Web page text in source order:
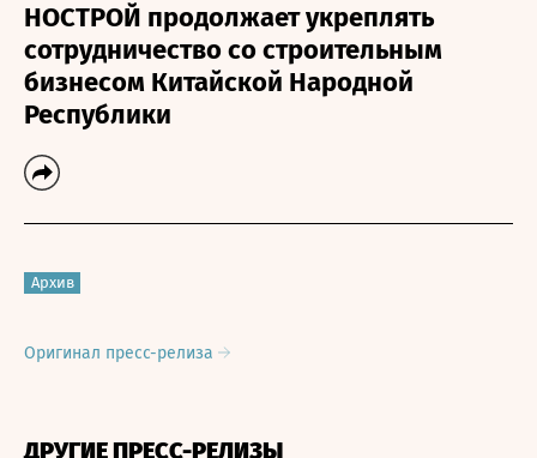
НОСТРОЙ продолжает укреплять
сотрудничество со строительным
бизнесом Китайской Народной
Республики
Архив
Оригинал пресс-релиза
ДРУГИЕ ПРЕСС-РЕЛИЗЫ